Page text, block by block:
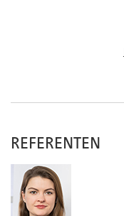
REFERENTEN